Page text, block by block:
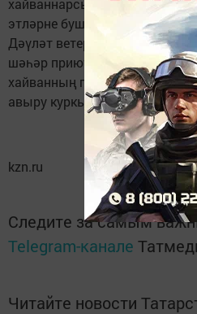
этләрне бушлай
Дәүләт ветеринария
шәһәр приютларында
хайванның гомер озынлыгын
авыру куркынычын
kzn.ru
Следите за самым
Telegram-канале
Читайте новости